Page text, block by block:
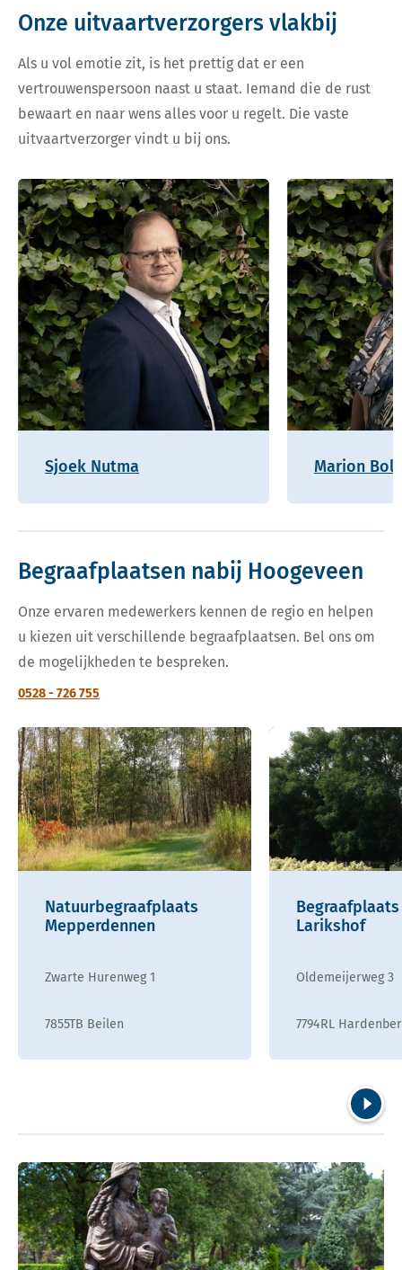
Onze uitvaartverzorgers vlakbij
Als u vol emotie zit, is het prettig dat er een
vertrouwenspersoon naast u staat. Iemand die de rust
bewaart en naar wens alles voor u regelt. Die vaste
uitvaartverzorger vindt u bij ons.
Sjoek Nutma Marion
Begraafplaatsen nabij Hoogeveen
Onze ervaren medewerkers kennen de regio en helpen
u kiezen uit verschillende begraafplaatsen. Bel ons om
de mogelijkheden te bespreken.
0528 - 726 755
Natuurbegraafplaats
Mepperdennen
Zwarte Hurenweg 1
7855TB Beilen
Begraafplaats
Larikshof
Oldemeijerweg 3
7794RL